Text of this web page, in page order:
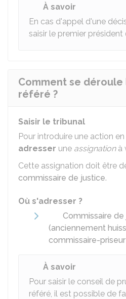
À savoir
En cas d'appel d'une
saisir le premier
Comment se
référé ?
Saisir le tribunal
Pour introduire une action en
adresser une assignationà
Cette assignation doit être
commissaire de justice.
Où s'adresser ?
Commissaire
(anciennement
commissaire-
À savoir
Pour saisir le conseil de
référé, il est possible de